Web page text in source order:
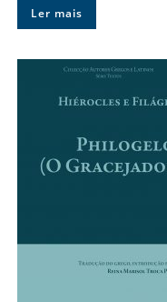
Ler mais